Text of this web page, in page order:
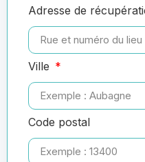
Adresse de
Ville
Code postal